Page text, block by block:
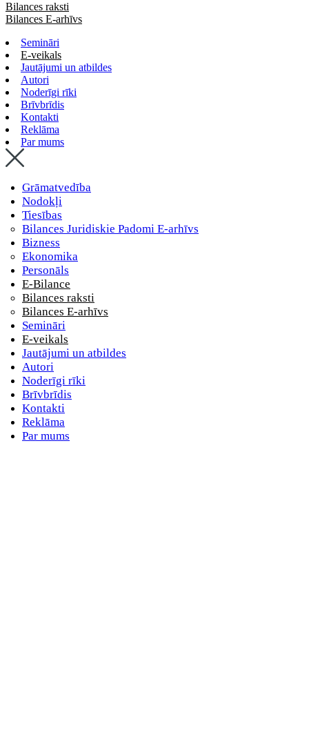
Bilances raksti
Bilances E-arhīvs
Semināri
E-veikals
Jautājumi un atbildes
Autori
Noderīgi rīki
Brīvbrīdis
Kontakti
Reklāma
Par mums
Grāmatvedība
Nodokļi
Tiesības
Bilances Juridiskie Padomi E-arhīvs
Bizness
Ekonomika
Personāls
E-Bilance
Bilances raksti
Bilances E-arhīvs
Semināri
E-veikals
Jautājumi un atbildes
Autori
Noderīgi rīki
Brīvbrīdis
Kontakti
Reklāma
Par mums